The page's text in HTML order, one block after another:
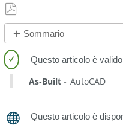
Salva
come
PDF
Sommario
No
intestazioni
As‑Built AutoCAD